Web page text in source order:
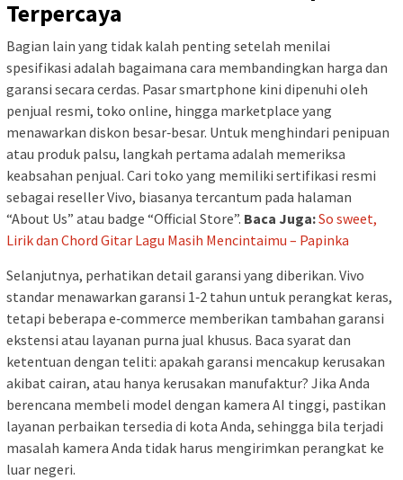
Terpercaya
Bagian lain yang tidak kalah penting setelah menilai
spesifikasi adalah bagaimana cara membandingkan harga dan
garansi secara cerdas. Pasar smartphone kini dipenuhi oleh
penjual resmi, toko online, hingga marketplace yang
menawarkan diskon besar‑besar. Untuk menghindari penipuan
atau produk palsu, langkah pertama adalah memeriksa
keabsahan penjual. Cari toko yang memiliki sertifikasi resmi
sebagai reseller Vivo, biasanya tercantum pada halaman
“About Us” atau badge “Official Store”. Baca Juga:So sweet,
Lirik dan Chord Gitar Lagu Masih Mencintaimu – Papinka
Selanjutnya, perhatikan detail garansi yang diberikan. Vivo
standar menawarkan garansi 1‑2 tahun untuk perangkat keras,
tetapi beberapa e‑commerce memberikan tambahan garansi
ekstensi atau layanan purna jual khusus. Baca syarat dan
ketentuan dengan teliti: apakah garansi mencakup kerusakan
akibat cairan, atau hanya kerusakan manufaktur? Jika Anda
berencana membeli model dengan kamera AI tinggi, pastikan
layanan perbaikan tersedia di kota Anda, sehingga bila terjadi
masalah kamera Anda tidak harus mengirimkan perangkat ke
luar negeri.